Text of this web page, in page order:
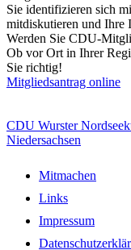
Sie identifizieren sich
mitdiskutieren und Ihre
Werden Sie CDU-
Ob vor Ort in Ihrer
Sie richtig!
Mitgliedsantrag online
CDU Wurster
Niedersachsen
Mitmachen
Links
Impressum